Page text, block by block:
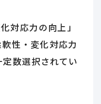
対応力の向上」
性・変化対応力
数選択されてい